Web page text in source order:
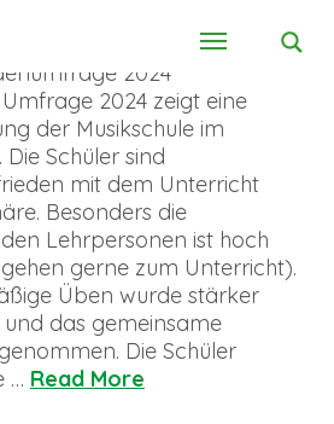
2024
2024 zeigt eine
der Musikschule im
Die Schüler sind
mit dem Unterricht
Besonders die
Lehrpersonen ist hoch
gerne zum Unterricht).
Üben wurde stärker
das gemeinsame
Die Schüler
… Read More